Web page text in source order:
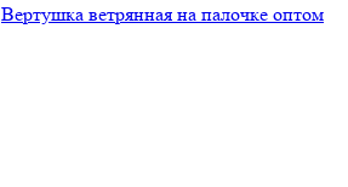
Вертушка ветрянная на палочке оптом